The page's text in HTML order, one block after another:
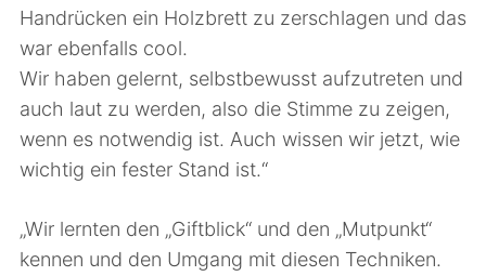
Handrücken ein Holzbrett zu zerschlagen und das
war ebenfalls cool.
Wir haben gelernt, selbstbewusst aufzutreten und
auch laut zu werden, also die Stimme zu zeigen,
wenn es notwendig ist. Auch wissen wir jetzt, wie
wichtig ein fester Stand ist.“
„Wir lernten den „Giftblick“ und den „Mutpunkt“
kennen und den Umgang mit diesen Techniken.